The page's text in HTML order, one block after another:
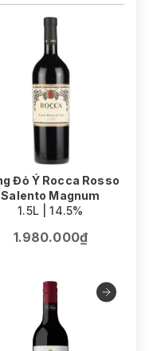
Đỏ Ý Rocca Rosso
Salento Magnum
1.5L | 14.5%
1.980.000₫